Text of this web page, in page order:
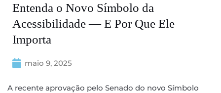
Entenda o Novo Símbolo da
Acessibilidade — E Por Que Ele
Importa
maio 9, 2025
A recente aprovação pelo Senado do novo Símbolo